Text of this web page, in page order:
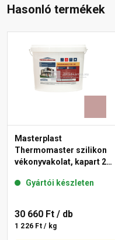
Hasonló termékek
Masterplast
Thermomaster szilikon
vékonyvakolat, kapart 2
Gyártói készleten
30 660 Ft / db
1 226 Ft / kg